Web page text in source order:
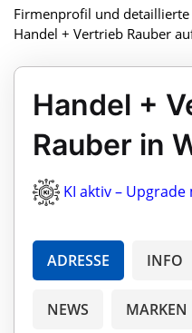
Firmenprofil und
Handel + Vertrieb Rauber
Handel +
Rauber in
KI aktiv – Upgrade
ADRESSE INFO
NEWS MARKEN